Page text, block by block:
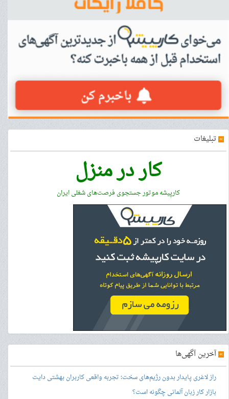
» تبلیغات
کار در منزل
کارپیشه موتور جستجوی فرصت‌های شغلی ایران
»آخرین آگهی‌ها
راز لاغری پایدار بدون رژیم‌های سخت؛ تجربه واقعی کاربران بهشتی دایت
بازار کار زبان آلمانی چگونه است؟